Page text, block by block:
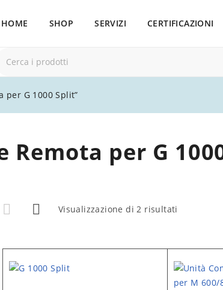
HOME SHOP SERVIZI CERTIFICAZIONI
Remota per G
per G 1000 Split”
Visualizzazione di 2 risultati